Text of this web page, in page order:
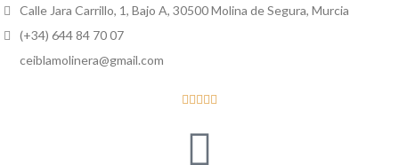
Calle Jara Carrillo, 1, Bajo A, 30500 Molina de Segura, Murcia
(+34) 644 84 70 07
ceiblamolinera@gmail.com
    